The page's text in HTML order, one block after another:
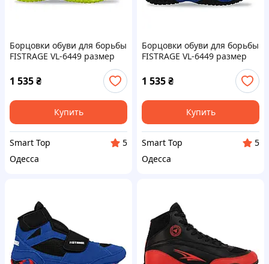
Борцовки обуви для борьбы
FISTRAGE VL-6449 размер
33-45 цвета в ассортименте
1 535₴
Купить
Smart Top
5
Одесса
Борцовки обуви для борьбы
FISTRAGE VL-6449 размер
33-45 цвета в ассортименте
1 535₴
Купить
Smart Top
5
Одесса